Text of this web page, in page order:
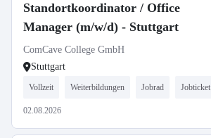
Standortkoordinator / Office
Manager (m/w/d) - Stuttgart
ComCave College GmbH
Stuttgart
Vollzeit Weiterbildungen Jobrad Jobticket
02.08.2026